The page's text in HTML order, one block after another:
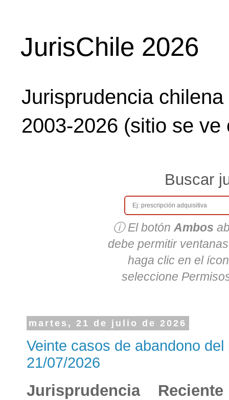
JurisChile 2026
Jurisprudencia
2003-2026 (sitio se
Buscar
ⓘ El botón Ambos
debe permitir
haga clic en el
seleccione
martes, 21 de julio de 2026
Veinte casos de abandono
21/07/2026
Jurisprudencia